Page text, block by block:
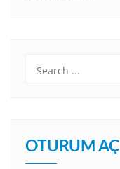
OTURUM AÇ